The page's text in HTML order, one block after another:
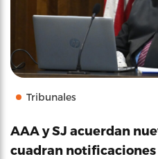
Tribunales
AAA y SJ acuerdan
cuadran